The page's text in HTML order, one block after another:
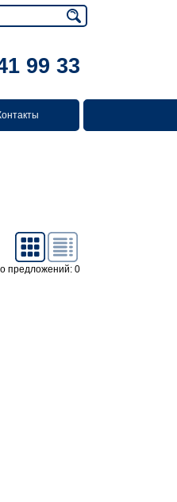
99 33
предложений: 0